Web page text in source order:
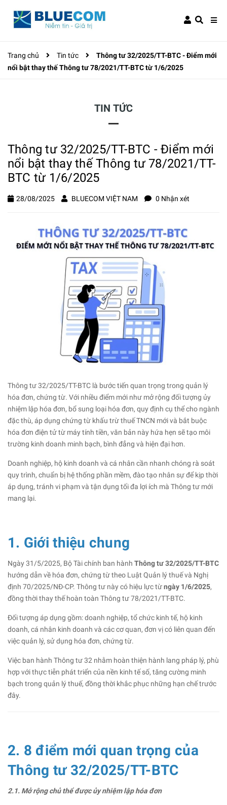
Trang chủ Tin tức
Thông tư 32/2025/TT-BTC - Điểm mới
nổi bật thay thế Thông tư 78/2021/TT-BTC từ 1/6/2025
TIN TỨC
Thông tư 32/2025/TT-BTC - Điểm mới
nổi bật thay thế Thông tư 78/2021/TT-
BTC từ 1/6/2025
28/08/2025 BLUECOM VIỆT NAM 0 Nhận xét
Thông tư 32/2025/TT-BTC là bước tiến quan trọng trong quản lý
hóa đơn, chứng từ. Với nhiều điểm mới như mở rộng đối tượng ủy
nhiệm lập hóa đơn, bổ sung loại hóa đơn, quy định cụ thể cho ngành
đặc thù, áp dụng chứng từ khấu trừ thuế TNCN mới và bắt buộc
hóa đơn điện tử từ máy tính tiền, văn bản này hứa hẹn sẽ tạo môi
trường kinh doanh minh bạch, bình đẳng và hiện đại hơn.
Doanh nghiệp, hộ kinh doanh và cá nhân cần nhanh chóng rà soát
quy trình, chuẩn bị hệ thống phần mềm, đào tạo nhân sự để kịp thời
áp dụng, tránh vi phạm và tận dụng tối đa lợi ích mà Thông tư mới
mang lại.
1. Giới thiệu chung
Ngày 31/5/2025, Bộ Tài chính ban hành Thông tư 32/2025/TT-BTC
hướng dẫn về hóa đơn, chứng từ theo Luật Quản lý thuế và Nghị
định 70/2025/NĐ-CP. Thông tư này có hiệu lực từngày 1/6/2025,
đồng thời thay thế hoàn toàn Thông tư 78/2021/TT-BTC.
Đối tượng áp dụng gồm: doanh nghiệp, tổ chức kinh tế, hộ kinh
doanh, cá nhân kinh doanh và các cơ quan, đơn vị có liên quan đến
việc quản lý, sử dụng hóa đơn, chứng từ.
Việc ban hành Thông tư 32 nhằm hoàn thiện hành lang pháp lý, phù
hợp với thực tiễn phát triển của nền kinh tế số, tăng cường minh
bạch trong quản lý thuế, đồng thời khắc phục những hạn chế trước
đây.
2. 8 điểm mới quan trọng của
Thông tư 32/2025/TT-BTC
2.1. Mở rộng chủ thể được ủy nhiệm lập hóa đơn